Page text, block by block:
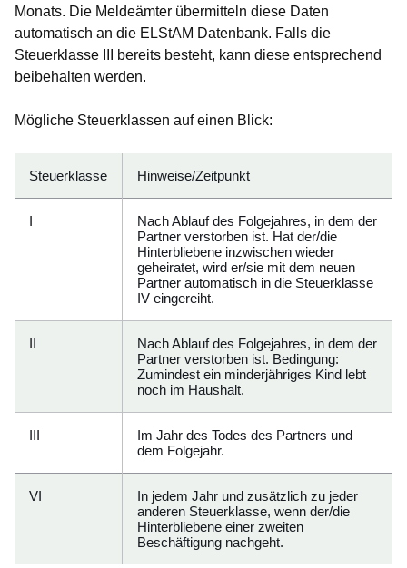
Monats. Die Meldeämter übermitteln diese Daten
automatisch an die ELStAM Datenbank. Falls die
Steuerklasse III bereits besteht, kann diese entsprechend
beibehalten werden.
Mögliche Steuerklassen auf einen Blick:
Steuerklasse Hinweise/Zeitpunkt
I
Nach Ablauf des Folgejahres, in dem der
Partner verstorben ist. Hat der/die
Hinterbliebene inzwischen wieder
geheiratet, wird er/sie mit dem neuen
Partner automatisch in die Steuerklasse
IV eingereiht.
II
Nach Ablauf des Folgejahres, in dem der
Partner verstorben ist. Bedingung:
Zumindest ein minderjähriges Kind lebt
noch im Haushalt.
III
Im Jahr des Todes des Partners und
dem Folgejahr.
VI
In jedem Jahr und zusätzlich zu jeder
anderen Steuerklasse, wenn der/die
Hinterbliebene einer zweiten
Beschäftigung nachgeht.